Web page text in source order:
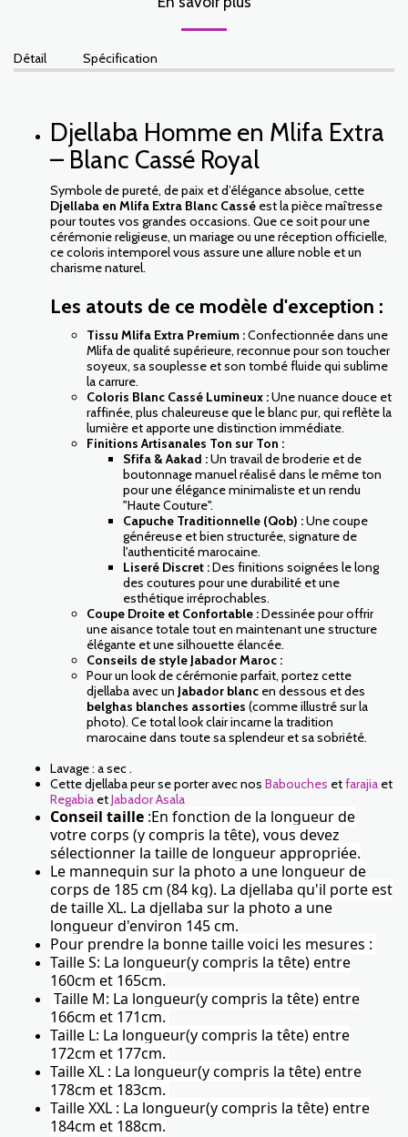
Détail Spécification
Djellaba Homme en Mlifa Extra
– Blanc Cassé Royal
Symbole de pureté, de paix et d’élégance absolue, cette
Djellaba en Mlifa Extra Blanc Cassé est la pièce maîtresse
pour toutes vos grandes occasions. Que ce soit pour une
cérémonie religieuse, un mariage ou une réception officielle,
ce coloris intemporel vous assure une allure noble et un
charisme naturel.
Les atouts de ce modèle d'exception :
Tissu Mlifa Extra Premium :Confectionnée dans une
Mlifa de qualité supérieure, reconnue pour son toucher
soyeux, sa souplesse et son tombé fluide qui sublime
la carrure.
Coloris Blanc Cassé Lumineux :Une nuance douce et
raffinée, plus chaleureuse que le blanc pur, qui reflète la
lumière et apporte une distinction immédiate.
Finitions Artisanales Ton sur Ton :
Sfifa & Aakad :Un travail de broderie et de
boutonnage manuel réalisé dans le même ton
pour une élégance minimaliste et un rendu
"Haute Couture".
Capuche Traditionnelle (Qob) :Une coupe
généreuse et bien structurée, signature de
l'authenticité marocaine.
Liseré Discret :Des finitions soignées le long
des coutures pour une durabilité et une
esthétique irréprochables.
Coupe Droite et Confortable :Dessinée pour offrir
une aisance totale tout en maintenant une structure
élégante et une silhouette élancée.
Conseils de style Jabador Maroc :
Pour un look de cérémonie parfait, portez cette
djellaba avec un Jabador blanc en dessous et des
belghas blanches assorties (comme illustré sur la
photo). Ce total look clair incarne la tradition
marocaine dans toute sa splendeur et sa sobriété.
Lavage : a sec .
Cette djellaba peur se porter avec nos Babouches etfarajia et
Regabia etJabador Asala
Conseil taille :En fonction de la longueur de
votre corps (y compris la tête), vous devez
sélectionner la taille de longueur appropriée.
Le mannequin sur la photo a une longueur de
corps de 185 cm (84 kg). La djellaba qu'il porte est
de taille XL. La djellaba sur la photo a une
longueur d'environ 145 cm.
Pour prendre la bonne taille voici les mesures :
Taille S: La longueur(y compris la tête) entre
160cm et 165cm.
Taille M: La longueur(y compris la tête) entre
166cm et 171cm.
Taille L: La longueur(y compris la tête) entre
172cm et 177cm.
Taille XL : La longueur(y compris la tête) entre
178cm et 183cm.
Taille XXL : La longueur(y compris la tête) entre
184cm et 188cm.